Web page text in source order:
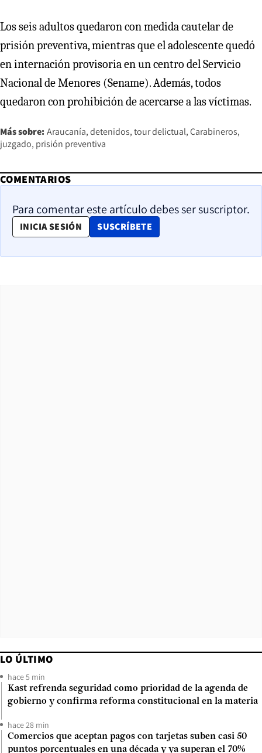
Los seis adultos quedaron con medida cautelar de
prisión preventiva, mientras que el adolescente quedó
en internación provisoria en un centro del Servicio
Nacional de Menores (Sename). Además, todos
quedaron con prohibición de acercarse a las víctimas.
Más sobre: Araucanía detenidos tour delictual Carabineros
juzgado prisión preventiva
COMENTARIOS
Para comentar este artículo debes ser suscriptor.
INICIA SESIÓN SUSCRÍBETE
OPENS IN NEW WINDOW
LO ÚLTIMO
hace 5 min
Kast refrenda seguridad como prioridad de la agenda de
gobierno y confirma reforma constitucional en la materia
hace 28 min
Comercios que aceptan pagos con tarjetas suben casi 50
puntos porcentuales en una década y ya superan el 70%